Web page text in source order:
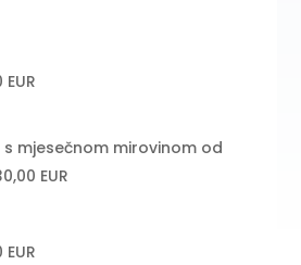
mjesečnom mirovinom od
EUR